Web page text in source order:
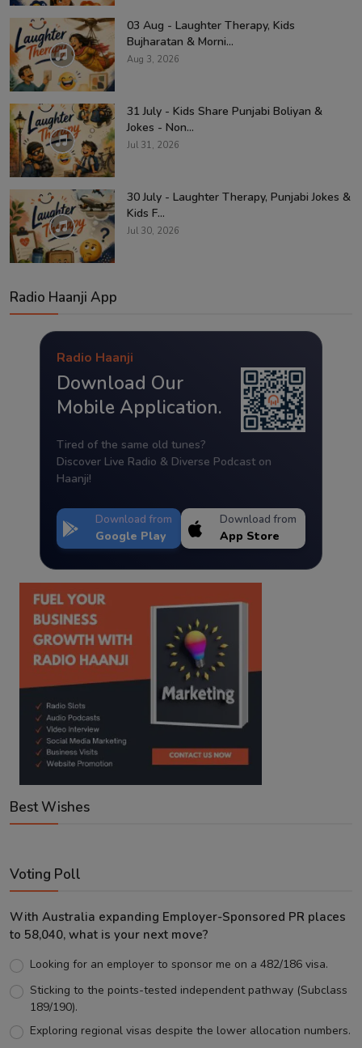
03 Aug - Laughter Therapy, Kids
Bujharatan & Morni...
Aug 3, 2026
31 July - Kids Share Punjabi Boliyan &
Jokes - Non...
Jul 31, 2026
30 July - Laughter Therapy, Punjabi Jokes &
Kids F...
Jul 30, 2026
Radio Haanji App
Radio Haanji
Download Our
Mobile Application.
Tired of the same old tunes?
Discover Live Radio & Diverse Podcast on
Haanji!
Download from
Google Play
Download from
App Store
Best Wishes
Voting Poll
With Australia expanding Employer-Sponsored PR places
to 58,040, what is your next move?
Looking for an employer to sponsor me on a 482/186 visa.
Sticking to the points-tested independent pathway (Subclass
189/190).
Exploring regional visas despite the lower allocation numbers.